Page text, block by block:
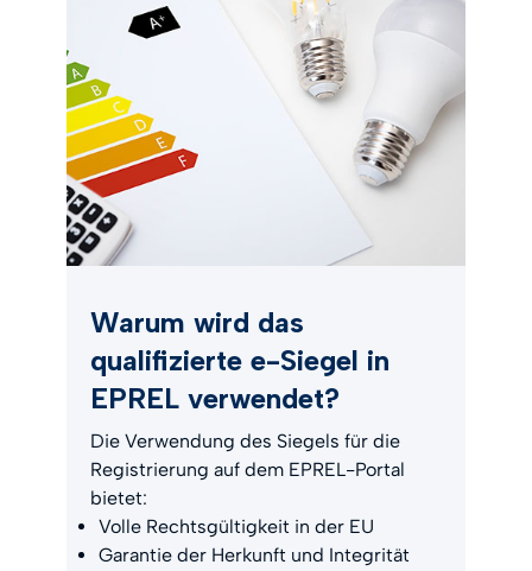
Warum wird das
qualifizierte e-Siegel in
EPREL verwendet?
Die Verwendung des Siegels für die
Registrierung auf dem EPREL-Portal
bietet:
Volle Rechtsgültigkeit in der EU
Garantie der Herkunft und Integrität